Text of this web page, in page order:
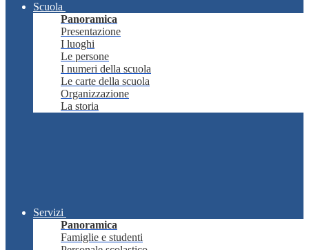
Scuola
Panoramica
Presentazione
I luoghi
Le persone
I numeri della scuola
Le carte della scuola
Organizzazione
La storia
Servizi
Panoramica
Famiglie e studenti